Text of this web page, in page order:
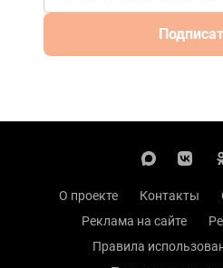
О проекте Контакты
Реклама на сайте
Правила